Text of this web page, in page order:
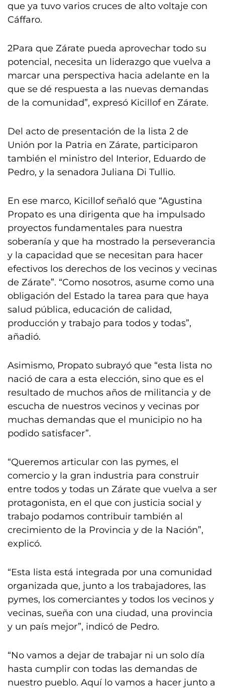
que ya tuvo varios cruces de alto voltaje con
Cáffaro.
2Para que Zárate pueda aprovechar todo su
potencial, necesita un liderazgo que vuelva a
marcar una perspectiva hacia adelante en la
que se dé respuesta a las nuevas demandas
de la comunidad”, expresó Kicillof en Zárate.
Del acto de presentación de la lista 2 de
Unión por la Patria en Zárate, participaron
también el ministro del Interior, Eduardo de
Pedro, y la senadora Juliana Di Tullio.
En ese marco, Kicillof señaló que “Agustina
Propato es una dirigenta que ha impulsado
proyectos fundamentales para nuestra
soberanía y que ha mostrado la perseverancia
y la capacidad que se necesitan para hacer
efectivos los derechos de los vecinos y vecinas
de Zárate”. “Como nosotros, asume como una
obligación del Estado la tarea para que haya
salud pública, educación de calidad,
producción y trabajo para todos y todas”,
añadió.
Asimismo, Propato subrayó que “esta lista no
nació de cara a esta elección, sino que es el
resultado de muchos años de militancia y de
escucha de nuestros vecinos y vecinas por
muchas demandas que el municipio no ha
podido satisfacer”.
“Queremos articular con las pymes, el
comercio y la gran industria para construir
entre todos y todas un Zárate que vuelva a ser
protagonista, en el que con justicia social y
trabajo podamos contribuir también al
crecimiento de la Provincia y de la Nación”,
explicó.
“Esta lista está integrada por una comunidad
organizada que, junto a los trabajadores, las
pymes, los comerciantes y todos los vecinos y
vecinas, sueña con una ciudad, una provincia
y un país mejor”, indicó de Pedro.
“No vamos a dejar de trabajar ni un solo día
hasta cumplir con todas las demandas de
nuestro pueblo. Aquí lo vamos a hacer junto a